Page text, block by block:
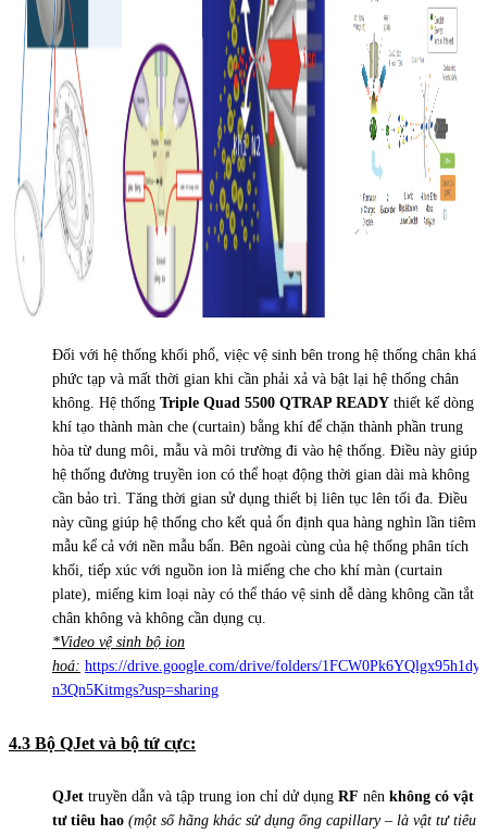
Đối với hệ thống khối phổ, việc vệ sinh bên trong hệ thống chân khá
phức tạp và mất thời gian khi cần phải xả và bật lại hệ thống chân
không. Hệ thống Triple Quad 5500 QTRAP READY thiết kế dòng
khí tạo thành màn che (curtain) bằng khí để chặn thành phần trung
hòa từ dung môi, mẫu và môi trường đi vào hệ thống. Điều này giúp
hệ thống đường truyền ion có thể hoạt động thời gian dài mà không
cần bảo trì. Tăng thời gian sử dụng thiết bị liên tục lên tối đa. Điều
này cũng giúp hệ thống cho kết quả ổn định qua hàng nghìn lần tiêm
mẫu kể cả với nền mẫu bẩn. Bên ngoài cùng của hệ thống phân tích
khối, tiếp xúc với nguồn ion là miếng che cho khí màn (curtain
plate), miếng kim loại này có thể tháo vệ sinh dễ dàng không cần tắt
chân không và không cần dụng cụ.
*Video vệ sinh bộ ion
hoá: https://drive.google.com/drive/folders/
n3Qn5Kitmgs?usp=sharing
4.3 Bộ QJet và bộ tứ cực:
QJet truyền dẫn và tập trung ion chỉ dử dụng RF nên không có vật
tư tiêu hao (một số hãng khác sử dụng ống capillary – là vật tư tiêu